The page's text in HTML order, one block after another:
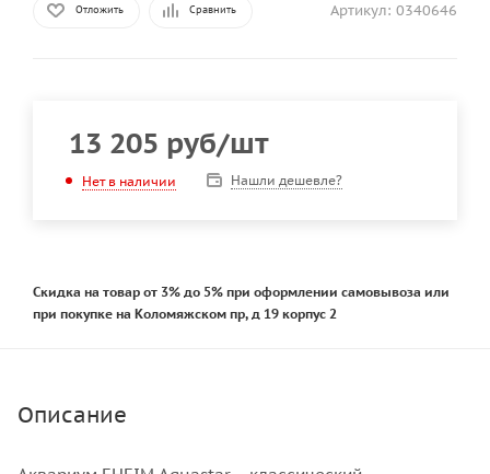
Отложить Сравнить Артикул: 0340646
13 205 руб/шт
Нет в наличии Нашли дешевле?
Скидка на товар от 3% до 5% при оформлении самовывоза или
при покупке на Коломяжском пр, д 19 корпус 2
Описание